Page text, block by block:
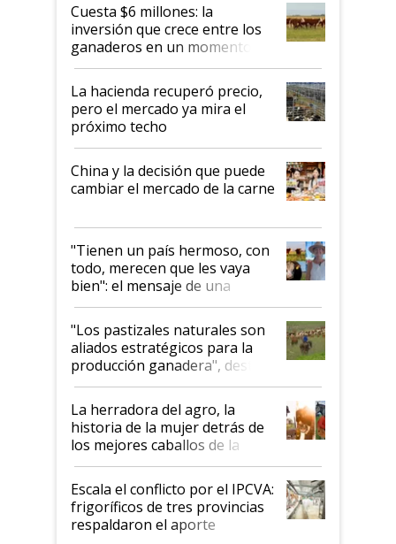
Cuesta $6 millones: la
inversión que crece entre los
ganaderos en un momento
histórico para la actividad
La hacienda recuperó precio,
pero el mercado ya mira el
próximo techo
China y la decisión que puede
cambiar el mercado de la carne
"Tienen un país hermoso, con
todo, merecen que les vaya
bien": el mensaje de una
ganadera uruguaya sobre las
oportunidades que se abren
para el agro en Argentina, con
foco en la carne
"Los pastizales naturales son
aliados estratégicos para la
producción ganadera", destaca
la iniciativa que ya reúne a 46
establecimientos en Argentina
La herradora del agro, la
historia de la mujer detrás de
los mejores caballos de la
Argentina y los mitos que
todavía hacen sufrir a estos
animales: "Mientras me
descalificaban, yo seguí
haciendo currículum"
Escala el conflicto por el IPCVA:
frigoríficos de tres provincias
respaldaron el aporte